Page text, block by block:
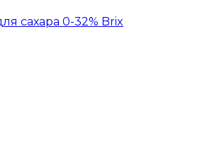
сахара 0-32% Brix